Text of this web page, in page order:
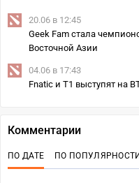
20.06 в 12:45
Geek Fam стала
Восточной Азии
04.06 в 17:43
Fnatic и T1 выступят на
Комментарии
ПО ДАТЕ ПО ПОПУЛЯРНОСТИ